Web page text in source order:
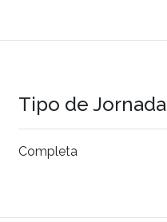
Tipo de Jornada
Completa